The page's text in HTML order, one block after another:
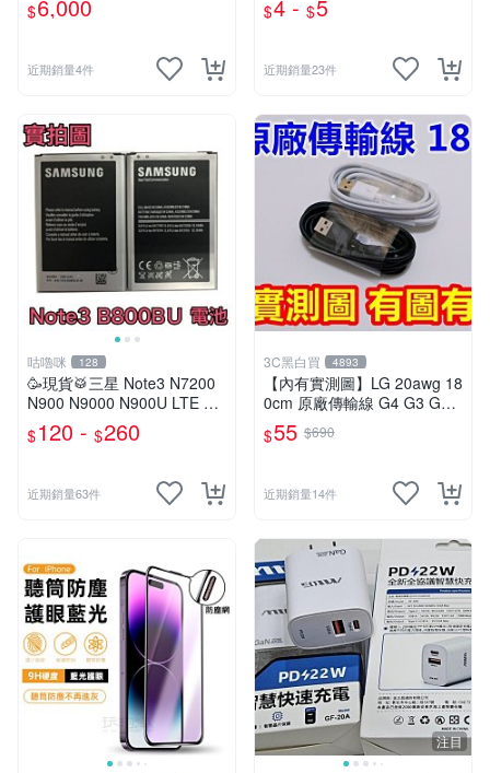
頻道 AM580
$6,000
近期銷量4件
扣電池
$4 - $5
近期銷量23件
咕嚕咪 128
🥳現貨🥁三星 Note3 N7200
N900 N9000 N900U LTE N9
006 N9005 電池
$120 - $260
近期銷量63件
3C黑白買 4893
【內有實測圖】LG 20awg 18
0cm 原廠傳輸線 G4 G3 G2 g
pro 2 三星 htc docomo 通用
$55 $690
近期銷量14件
注目